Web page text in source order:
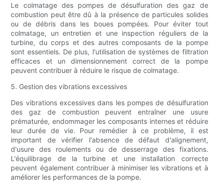
Le colmatage des pompes de désulfuration des gaz de
combustion peut être dû à la présence de particules solides
ou de débris dans les boues pompées. Pour éviter tout
colmatage, un entretien et une inspection réguliers de la
turbine, du corps et des autres composants de la pompe
sont essentiels. De plus, l'utilisation de systèmes de filtration
efficaces et un dimensionnement correct de la pompe
peuvent contribuer à réduire le risque de colmatage.
5. Gestion des vibrations excessives
Des vibrations excessives dans les pompes de désulfuration
des gaz de combustion peuvent entraîner une usure
prématurée, endommager les composants internes et réduire
leur durée de vie. Pour remédier à ce problème, il est
important de vérifier l'absence de défaut d'alignement,
d'usure des roulements ou de desserrage des fixations.
L'équilibrage de la turbine et une installation correcte
peuvent également contribuer à minimiser les vibrations et à
améliorer les performances de la pompe.